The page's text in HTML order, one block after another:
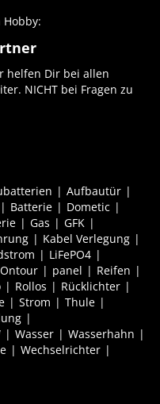
helfen Dir bei allen
NICHT bei Fragen zu
Aufbautür
Batterie
Dometic
Gas
GFK
Kabel Verlegung
LiFePO4
panel
Reifen
Rollos
Rücklichter
Strom
Thule
Wasser
Wasserhahn
Wechselrichter